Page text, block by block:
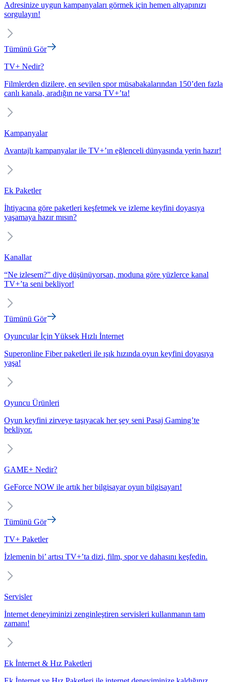
Adresinize uygun kampanyaları görmek için hemen altyapınızı
sorgulayın!
Tümünü Gör
TV+ Nedir?
Filmlerden dizilere, en sevilen spor müsabakalarından 150’den fazla
canlı kanala, aradığın ne varsa TV+’ta!
Kampanyalar
Avantajlı kampanyalar ile TV+’ın eğlenceli dünyasında yerin hazır!
Ek Paketler
İhtiyacına göre paketleri keşfetmek ve izleme keyfini doyasıya
yaşamaya hazır mısın?
Kanallar
“Ne izlesem?” diye düşünüyorsan, moduna göre yüzlerce kanal
TV+’ta seni bekliyor!
Tümünü Gör
Oyuncular İçin Yüksek Hızlı İnternet
Superonline Fiber paketleri ile ışık hızında oyun keyfini doyasıya
yaşa!
Oyuncu Ürünleri
Oyun keyfini zirveye taşıyacak her şey seni Pasaj Gaming’te
bekliyor.
GAME+ Nedir?
GeForce NOW ile artık her bilgisayar oyun bilgisayarı!
Tümünü Gör
TV+ Paketler
İzlemenin bi’ artısı TV+’ta dizi, film, spor ve dahasını keşfedin.
Servisler
İnternet deneyiminizi zenginleştiren servisleri kullanmanın tam
zamanı!
Ek İnternet & Hız Paketleri